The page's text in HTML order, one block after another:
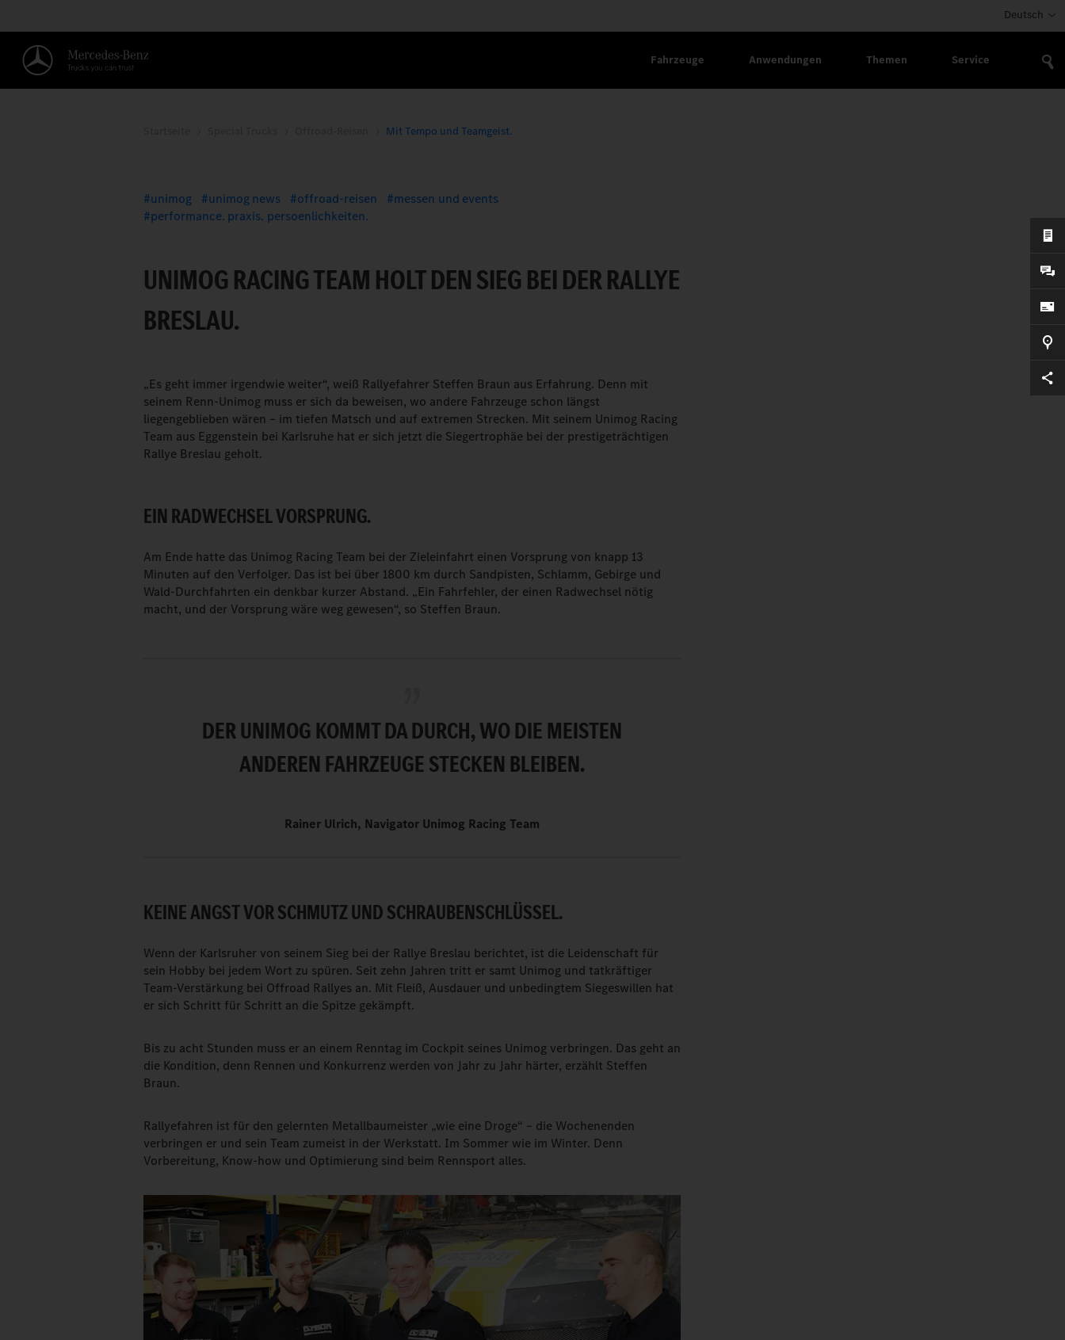
Deutsch
Fahrzeuge Anwendungen Themen Service
Mit Tempo und Teamgeist.
unimog unimog news offroad-reisen
messen und events
performance. praxis. persoenlichkeiten.
UNIMOG RACING TEAM HOLT DEN SIEG BEI DER RALLYE
BRESLAU.
„Es geht immer irgendwie weiter“, weiß Rallyefahrer Steffen Braun aus Erfahrung. Denn mit
seinem Renn-Unimog muss er sich da beweisen, wo andere Fahrzeuge schon längst
liegengeblieben wären – im tiefen Matsch und auf extremen Strecken. Mit seinem Unimog Racing
Team aus Eggenstein bei Karlsruhe hat er sich jetzt die Siegertrophäe bei der prestigeträchtigen
Rallye Breslau geholt.
EIN RADWECHSEL VORSPRUNG.
Am Ende hatte das Unimog Racing Team bei der Zieleinfahrt einen Vorsprung von knapp 13
Minuten auf den Verfolger. Das ist bei über 1800 km durch Sandpisten, Schlamm, Gebirge und
Wald-Durchfahrten ein denkbar kurzer Abstand. „Ein Fahrfehler, der einen Radwechsel nötig
macht, und der Vorsprung wäre weg gewesen“, so Steffen Braun.
DER UNIMOG KOMMT DA DURCH, WO DIE MEISTEN
ANDEREN FAHRZEUGE STECKEN BLEIBEN.
Rainer Ulrich, Navigator Unimog Racing Team
KEINE ANGST VOR SCHMUTZ UND SCHRAUBENSCHLÜSSEL.
Wenn der Karlsruher von seinem Sieg bei der Rallye Breslau berichtet, ist die Leidenschaft für
sein Hobby bei jedem Wort zu spüren. Seit zehn Jahren tritt er samt Unimog und tatkräftiger
Team-Verstärkung bei Offroad Rallyes an. Mit Fleiß, Ausdauer und unbedingtem Siegeswillen hat
er sich Schritt für Schritt an die Spitze gekämpft.
Bis zu acht Stunden muss er an einem Renntag im Cockpit seines Unimog verbringen. Das geht an
die Kondition, denn Rennen und Konkurrenz werden von Jahr zu Jahr härter, erzählt Steffen
Braun.
Rallyefahren ist für den gelernten Metallbaumeister „wie eine Droge“ – die Wochenenden
verbringen er und sein Team zumeist in der Werkstatt. Im Sommer wie im Winter. Denn
Vorbereitung, Know-how und Optimierung sind beim Rennsport alles.